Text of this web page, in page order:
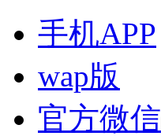
手机APP
wap版
官方微信